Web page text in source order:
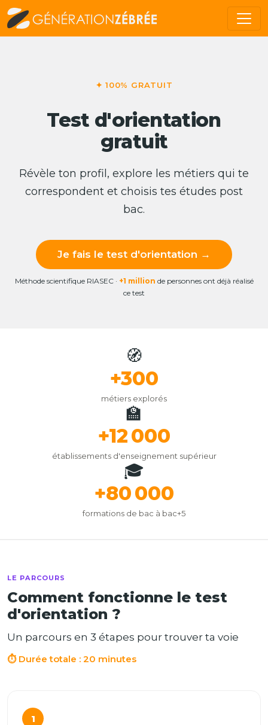
✦ 100% GRATUIT
Test d'orientation
gratuit
Révèle ton profil, explore les métiers qui te
correspondent et choisis tes études post
bac.
Je fais le test d'orientation →
Méthode scientifique RIASEC · +1 million de personnes ont déjà réalisé
ce test
🧭
+300
métiers explorés
🏫
+12 000
établissements d'enseignement supérieur
🎓
+80 000
formations de bac à bac+5
LE PARCOURS
Comment fonctionne le test
d'orientation ?
Un parcours en 3 étapes pour trouver ta voie
⏱ Durée totale : 20 minutes
1